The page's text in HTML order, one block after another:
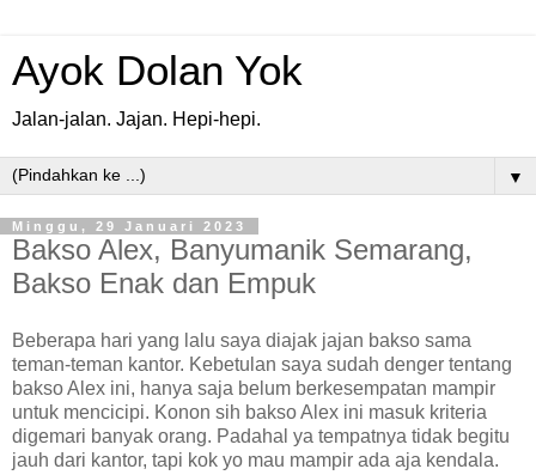
Ayok Dolan Yok
Jalan-jalan. Jajan. Hepi-hepi.
▼
Minggu, 29 Januari 2023
Bakso Alex, Banyumanik Semarang,
Bakso Enak dan Empuk
Beberapa hari yang lalu saya diajak jajan bakso sama
teman-teman kantor. Kebetulan saya sudah denger tentang
bakso Alex ini, hanya saja belum berkesempatan mampir
untuk mencicipi. Konon sih bakso Alex ini masuk kriteria
digemari banyak orang. Padahal ya tempatnya tidak begitu
jauh dari kantor, tapi kok yo mau mampir ada aja kendala.